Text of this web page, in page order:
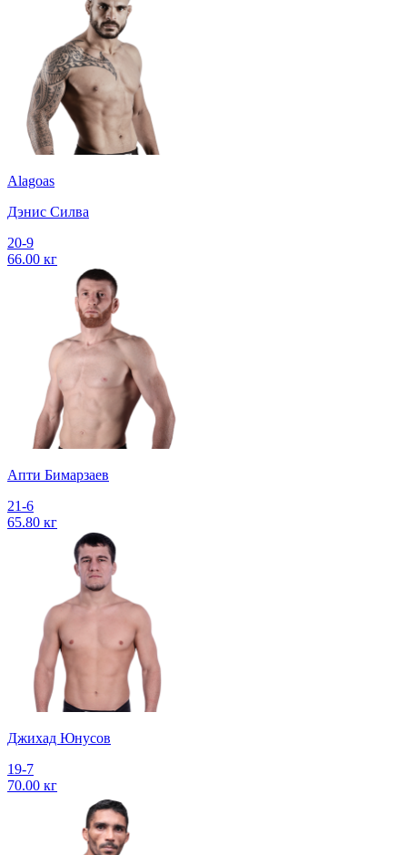
Alagoas
Дэнис Силва
20-9
66.00 кг
Апти Бимарзаев
21-6
65.80 кг
Джихад Юнусов
19-7
70.00 кг